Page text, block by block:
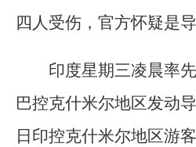
四人受伤，官方怀疑是
印度星期三凌晨率
巴控克什米尔地区发动
日印控克什米尔地区游